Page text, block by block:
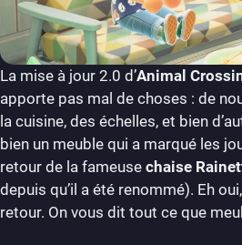
La mise à jour 2.0 d’Animal
apporte pas mal de choses : de
la cuisine, des échelles, et bien
bien un meuble qui a marqué les
retour de la fameuse chaise
depuis qu’il a été renommé). Eh
retour. On vous dit tout ce que